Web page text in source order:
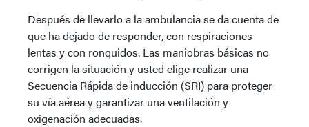
Después de llevarlo a la ambulancia se da cuenta de
que ha dejado de responder, con respiraciones
lentas y con ronquidos. Las maniobras básicas no
corrigen la situación y usted elige realizar una
Secuencia Rápida de inducción (SRI) para proteger
su vía aérea y garantizar una ventilación y
oxigenación adecuadas.